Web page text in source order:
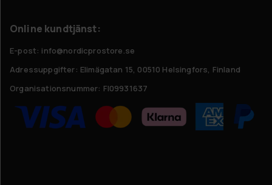
Online kundtjänst:
E-post: info@nordicprostore.se
Adressuppgifter: Elimägatan 15, 00510 Helsingfors, Finland
Organisationsnummer: FI09931637